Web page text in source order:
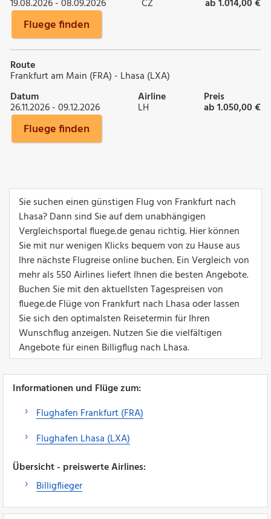
19.08.2026 - 08.09.2026 CZ ab 1.014,00 €
Fluege finden
Route
Frankfurt am Main (FRA) - Lhasa (LXA)
Datum
26.11.2026 - 09.12.2026
Airline
LH
Preis
ab 1.050,00 €
Fluege finden
Sie suchen einen günstigen Flug von Frankfurt nach
Lhasa? Dann sind Sie auf dem unabhängigen
Vergleichsportal fluege.de genau richtig. Hier können
Sie mit nur wenigen Klicks bequem von zu Hause aus
Ihre nächste Flugreise online buchen. Ein Vergleich von
mehr als 550 Airlines liefert Ihnen die besten Angebote.
Buchen Sie mit den aktuellsten Tagespreisen von
fluege.de Flüge von Frankfurt nach Lhasa oder lassen
Sie sich den optimalsten Reisetermin für Ihren
Wunschflug anzeigen. Nutzen Sie die vielfältigen
Angebote für einen Billigflug nach Lhasa.
Informationen und Flüge zum:
Flughafen Frankfurt (FRA)
Flughafen Lhasa (LXA)
Übersicht - preiswerte Airlines:
Billigflieger